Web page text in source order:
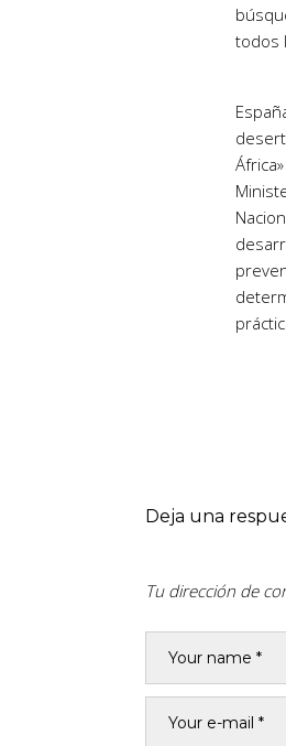
todos
Deja una
Tu dirección de